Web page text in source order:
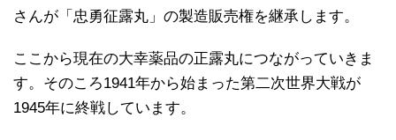
さんが「忠勇征露丸」の製造販売権を継承します。
ここから現在の大幸薬品の正露丸につながっていきま
す。そのころ1941年から始まった第二次世界大戦が
1945年に終戦しています。